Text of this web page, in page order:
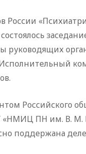
России
руководящих
Российского
«НМИЦ ПН им. В. М.
поддержана